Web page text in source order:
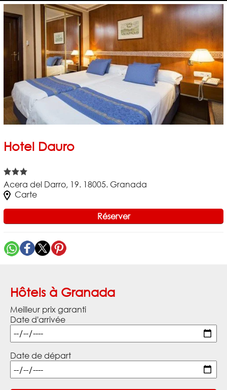
Hotel Dauro
Acera del Darro, 19. 18005. Granada
Carte
Réserver
Hôtels à Granada
Meilleur prix garanti
Date d'arrivée
Date de départ